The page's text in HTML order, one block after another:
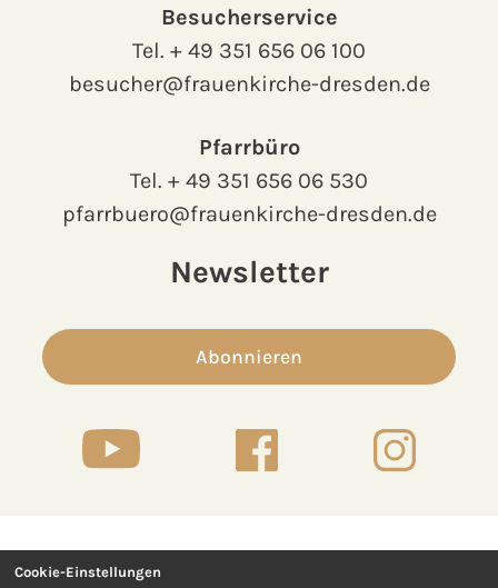
Besucherservice
Tel. + 49 351 656 06 100
besucher@frauenkirche-dresden.de
Pfarrbüro
Tel. + 49 351 656 06 530
pfarrbuero@frauenkirche-dresden.de
Newsletter
Abonnieren
Kontakt
Cookie-Einstellungen